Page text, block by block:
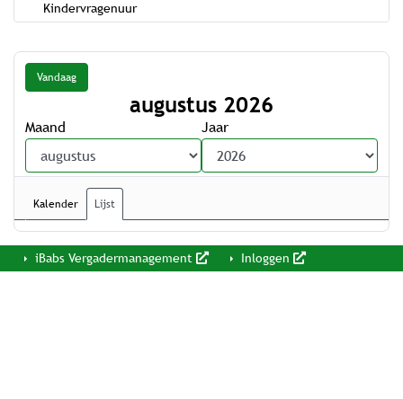
Kindervragenuur
Vandaag
augustus 2026
Maand Jaar
Kalender Lijst
iBabs Vergadermanagement Inloggen